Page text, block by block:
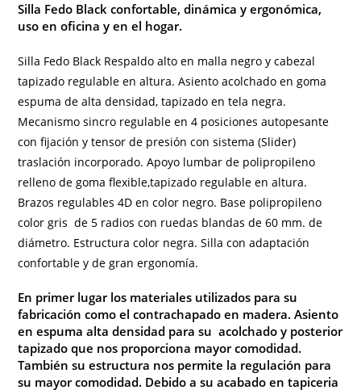
Silla Fedo Black confortable, dinámica y ergonómica,
uso en oficina y en el hogar.
Silla Fedo Black Respaldo alto en malla negro y cabezal
tapizado regulable en altura. Asiento acolchado en goma
espuma de alta densidad, tapizado en tela negra.
Mecanismo sincro regulable en 4 posiciones autopesante
con fijación y tensor de presión con sistema (Slider)
traslación incorporado. Apoyo lumbar de polipropileno
relleno de goma flexible,tapizado regulable en altura.
Brazos regulables 4D en color negro. Base polipropileno
color gris de 5 radios con ruedas blandas de 60 mm. de
diámetro. Estructura color negra. Silla con adaptación
confortable y de gran ergonomía.
En primer lugar los materiales utilizados para su
fabricación comoel contrachapado en madera. Asiento
en espuma alta densidad para su acolchado y posterior
tapizado que nos proporciona mayor comodidad.
También su estructura nos permite la regulación para
su mayor comodidad. Debido a su acabado en tapiceria